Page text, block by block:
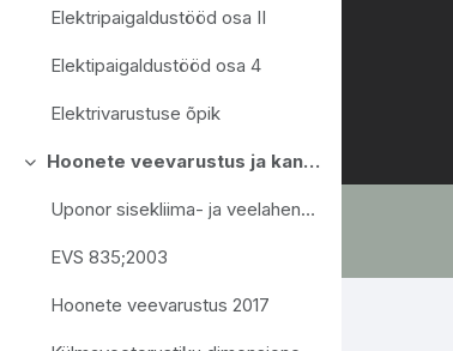
Elektripaigaldustööd osa II
Elektipaigaldustööd osa 4
Elektrivarustuse õpik
Ahenda Hoonete veevarustus ja kanalisatsioon
Uponor sisekliima- ja veelahendused 2015
EVS 835;2003
Hoonete veevarustus 2017